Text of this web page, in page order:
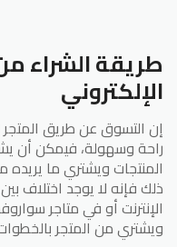
طريقة الشراء
الإلكتروني
إن التسوق عن طريق المتجر
راحة وسهولة، فيمكن أن
المنتجات ويشتري ما يريده
ذلك فإنه لا يوجد اختلاف
الإنترنت أو في متاجر
ويشتري من المتجر بالخطوات